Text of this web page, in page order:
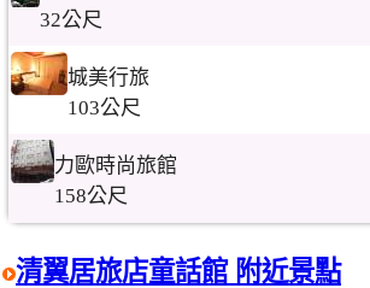
32公尺
城美行旅
103公尺
力歐時尚旅館
158公尺
清翼居旅店童話館 附近景點